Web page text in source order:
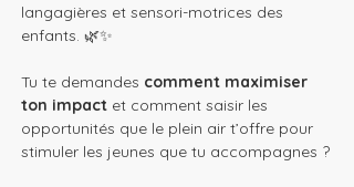
langagières et sensori-motrices des
enfants. 🌿✨
Tu te demandes comment maximiser
ton impact et comment saisir les
opportunités que le plein air t’offre pour
stimuler les jeunes que tu accompagnes ?